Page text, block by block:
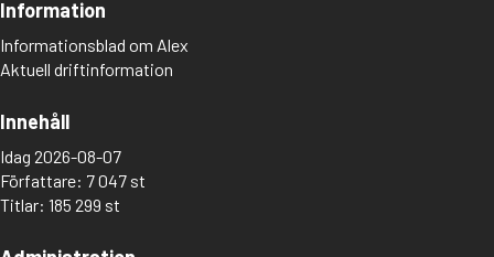
Information
Informationsblad om Alex
Aktuell driftinformation
Innehåll
Idag 2026-08-07
Författare: 7 047 st
Titlar: 185 299 st